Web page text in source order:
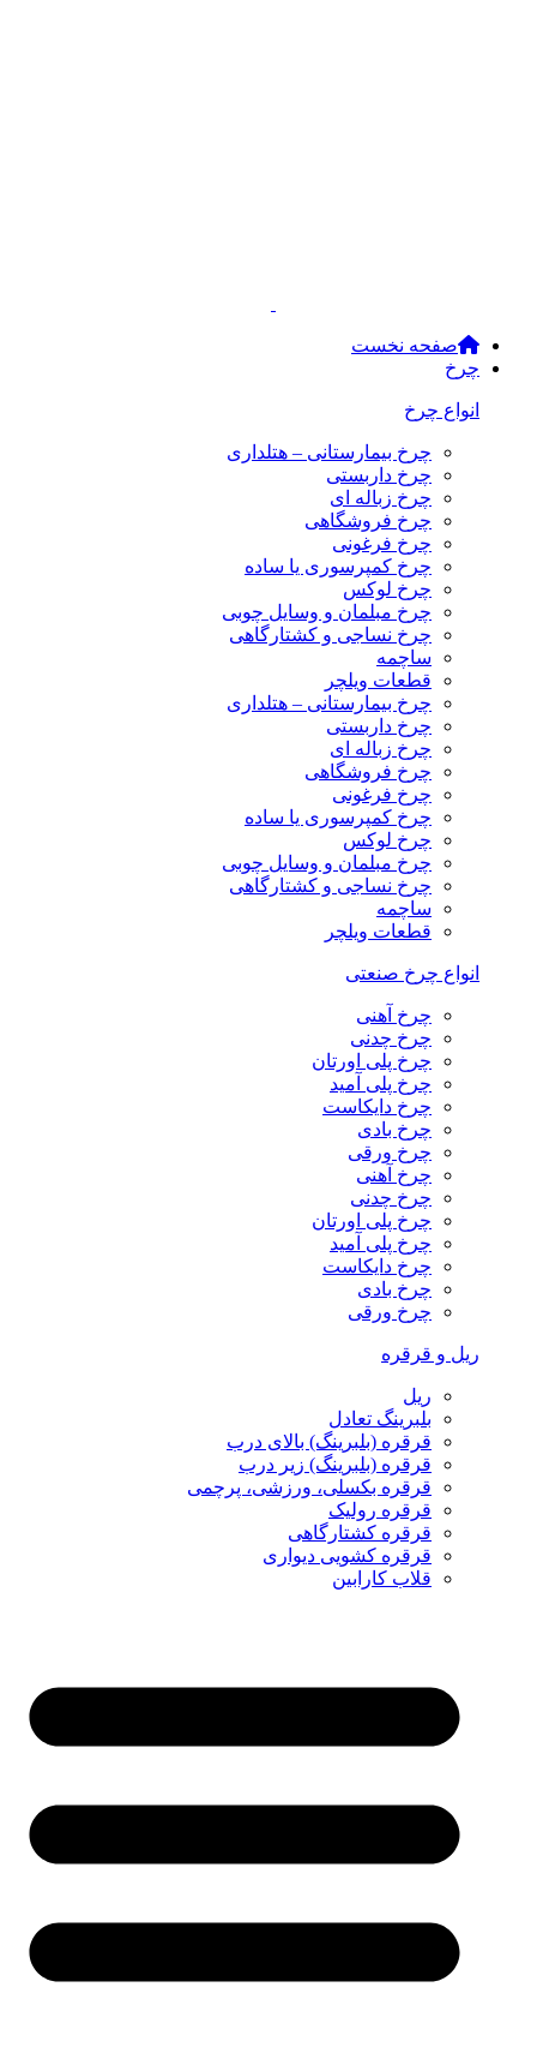
صفحه نخست
چرخ
انواع چرخ
چرخ بیمارستانی – هتلداری
چرخ داربستی
چرخ زباله ای
چرخ فروشگاهی
چرخ فرغونی
چرخ کمپرسوری یا ساده
چرخ لوکس
چرخ مبلمان و وسایل چوبی
چرخ نساجی و کشتارگاهی
ساچمه
قطعات ویلچر
چرخ بیمارستانی – هتلداری
چرخ داربستی
چرخ زباله ای
چرخ فروشگاهی
چرخ فرغونی
چرخ کمپرسوری یا ساده
چرخ لوکس
چرخ مبلمان و وسایل چوبی
چرخ نساجی و کشتارگاهی
ساچمه
قطعات ویلچر
انواع چرخ صنعتی
چرخ آهنی
چرخ چدنی
چرخ پلی اورتان
چرخ پلی آمید
چرخ دایکاست
چرخ بادی
چرخ ورقی
چرخ آهنی
چرخ چدنی
چرخ پلی اورتان
چرخ پلی آمید
چرخ دایکاست
چرخ بادی
چرخ ورقی
ریل و قرقره
ریل
بلبرینگ تعادل
قرقره (بلبرینگ) بالای درب
قرقره (بلبرینگ) زیر درب
قرقره بکسلی، ورزشی، پرچمی
قرقره رولیک
قرقره کشتارگاهی
قرقره کشویی دیواری
قلاب کارابین